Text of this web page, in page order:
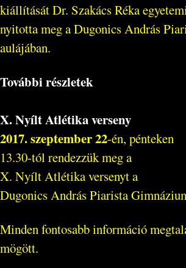
kiállítását Dr. Szakács Réka
nyitotta meg a Dugonics András
aulájában.
További részletek
X. Nyílt Atlétika verseny
2017. szeptember 22-én, pénteken
13.30-tól rendezzük meg a
X. Nyílt Atlétika versenyt a
Dugonics András Piarista
Minden fontosabb információ
mögött.